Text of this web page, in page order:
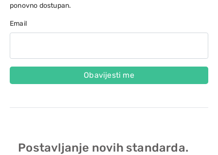
ponovno dostupan.
Email
Obavijesti me
Postavljanje novih standarda.